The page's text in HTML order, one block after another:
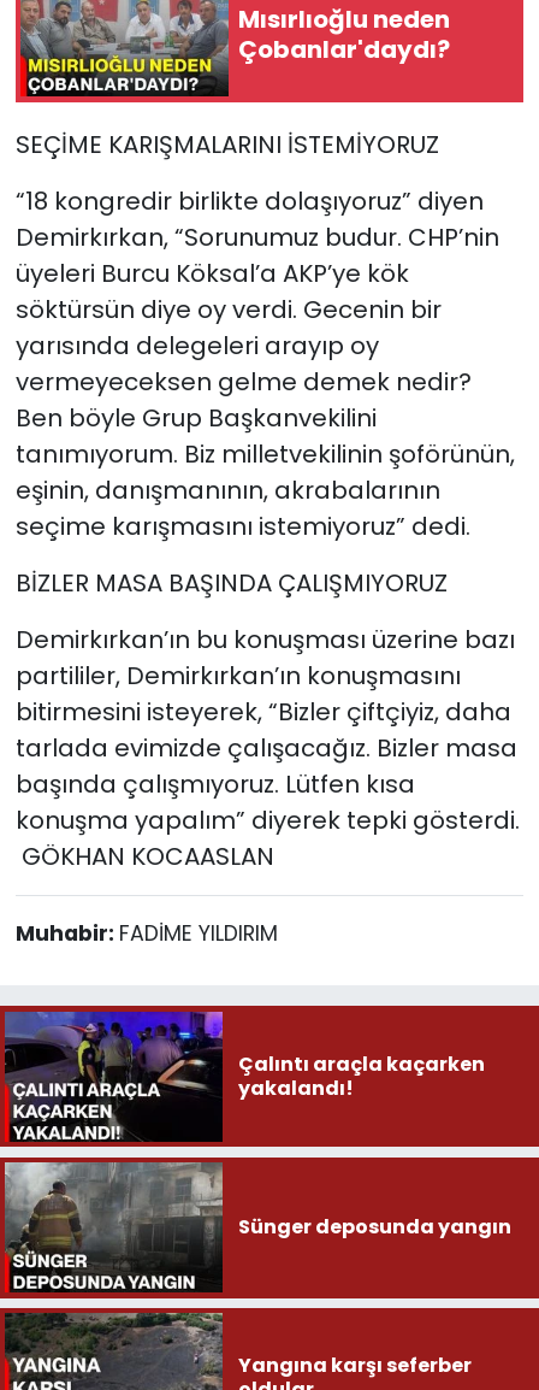
Mısırlıoğlu neden
Çobanlar'daydı?
SEÇİME KARIŞMALARINI İSTEMİYORUZ
“18 kongredir birlikte dolaşıyoruz” diyen
Demirkırkan, “Sorunumuz budur. CHP’nin
üyeleri Burcu Köksal’a AKP’ye kök
söktürsün diye oy verdi. Gecenin bir
yarısında delegeleri arayıp oy
vermeyeceksen gelme demek nedir?
Ben böyle Grup Başkanvekilini
tanımıyorum. Biz milletvekilinin şoförünün,
eşinin, danışmanının, akrabalarının
seçime karışmasını istemiyoruz” dedi.
BİZLER MASA BAŞINDA ÇALIŞMIYORUZ
Demirkırkan’ın bu konuşması üzerine bazı
partililer, Demirkırkan’ın konuşmasını
bitirmesini isteyerek, “Bizler çiftçiyiz, daha
tarlada evimizde çalışacağız. Bizler masa
başında çalışmıyoruz. Lütfen kısa
konuşma yapalım” diyerek tepki gösterdi.
GÖKHAN KOCAASLAN
Muhabir: FADİME YILDIRIM
Çalıntı araçla kaçarken
yakalandı!
Sünger deposunda yangın
Yangına karşı seferber